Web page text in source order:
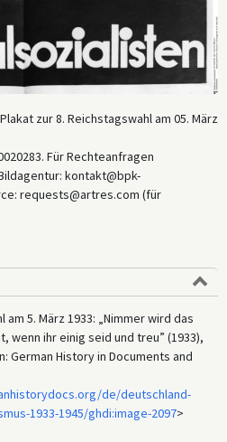
zur 8. Reichstagswahl am 05. März
Für Rechteanfragen
kontakt@bpk-
requests@artres.com (für
am 5. März 1933: „Nimmer wird das
wenn ihr einig seid und treu” (1933),
German History in Documents and
de/deutschland-
1933-1945/ghdi:image-2097>